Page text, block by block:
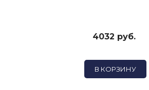
4032 руб.
В КОРЗИНУ